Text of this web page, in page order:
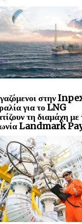
στην
για το LNG
τη διαμάχη με
Landmark